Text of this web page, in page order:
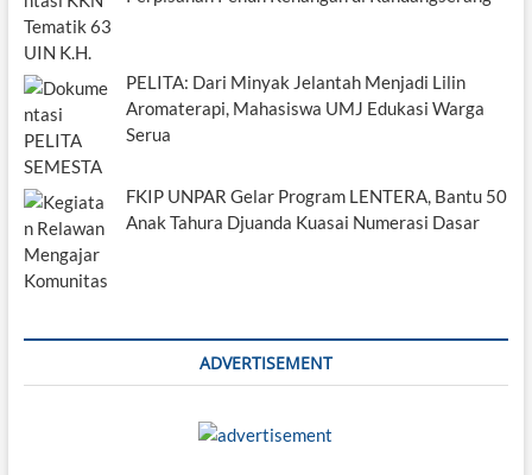
PELITA: Dari Minyak Jelantah Menjadi Lilin
Aromaterapi, Mahasiswa UMJ Edukasi Warga
Serua
FKIP UNPAR Gelar Program LENTERA, Bantu 50
Anak Tahura Djuanda Kuasai Numerasi Dasar
ADVERTISEMENT